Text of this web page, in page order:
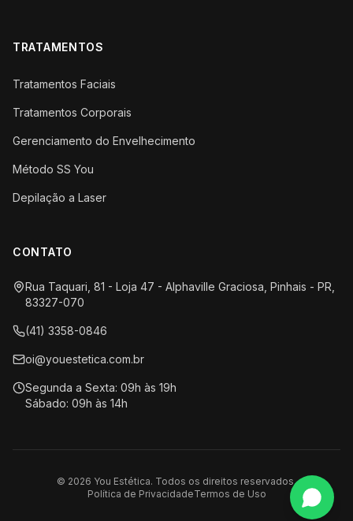
TRATAMENTOS
Tratamentos Faciais
Tratamentos Corporais
Gerenciamento do Envelhecimento
Método SS You
Depilação a Laser
CONTATO
Rua Taquari, 81 - Loja 47 - Alphaville Graciosa, Pinhais - PR,
83327-070
(41) 3358-0846
oi@youestetica.com.br
Segunda a Sexta: 09h às 19h
Sábado: 09h às 14h
© 2026 You Estética. Todos os direitos reservados.
Política de PrivacidadeTermos de Uso